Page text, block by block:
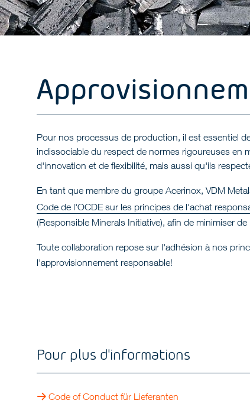
Pour nos processus de production, il est essentiel
indissociable du respect de normes rigoureuses en
d'innovation et de flexibilité, mais aussi qu'ils
En tant que membre du groupe Acerinox, VDM
Code de l'OCDE sur les principes de l'achat
(Responsible Minerals Initiative), afin de minimiser
Toute collaboration repose sur l'adhésion à nos
l'approvisionnement responsable!
Pour plus d'informations
Code of Conduct für Lieferanten